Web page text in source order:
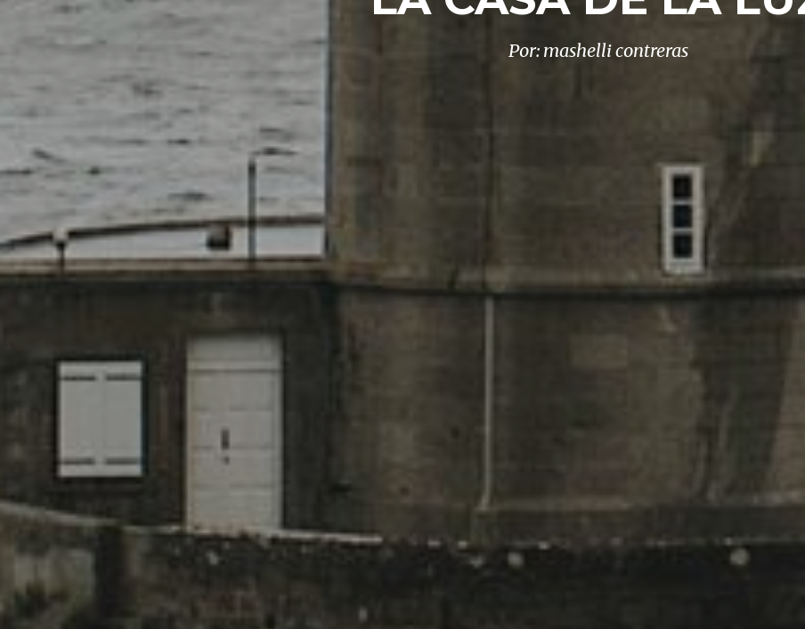
Por: mashelli contreras